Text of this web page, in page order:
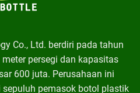
Co., Ltd. berdiri pada tahun
persegi dan kapasitas
600 juta. Perusahaan ini
pemasok botol plastik